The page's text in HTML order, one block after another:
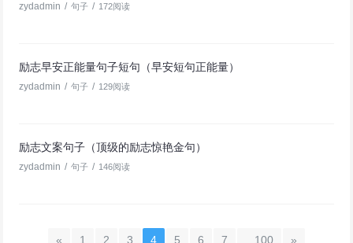
zydadmin / 句子 / 172阅读
励志早安正能量句子短句（早安短句正能量）
zydadmin / 句子 / 129阅读
励志文案句子（顶级的励志惊艳金句）
zydadmin / 句子 / 146阅读
« 1 2 3 4 5 6 7 ...100 »